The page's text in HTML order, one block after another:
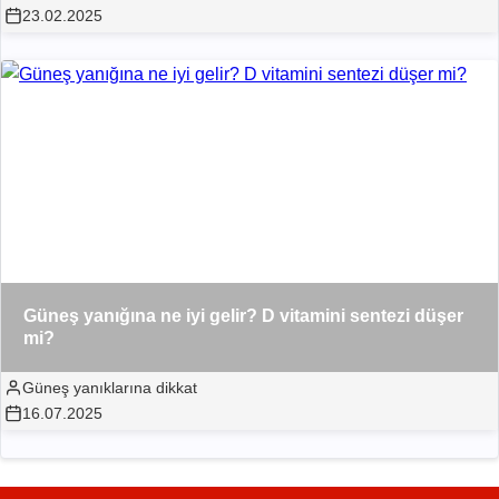
23.02.2025
Güneş yanığına ne iyi gelir? D vitamini sentezi düşer
mi?
Güneş yanıklarına dikkat
16.07.2025